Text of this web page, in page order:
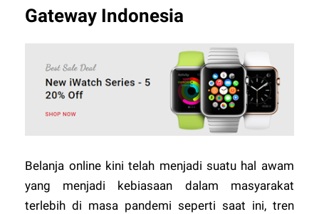
Gateway Indonesia
Belanja online kini telah menjadi suatu hal awam
yang menjadi kebiasaan dalam masyarakat
terlebih di masa pandemi seperti saat ini, tren